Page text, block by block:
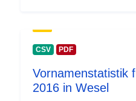
CSV PDF
Vornamenstatistik
2016 in Wesel